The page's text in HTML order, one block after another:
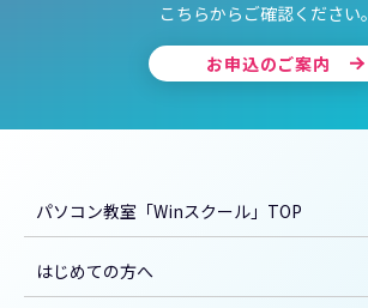
こちらからご確認ください。
お申込のご案内
パソコン教室「Winスクール」TOP
はじめての方へ